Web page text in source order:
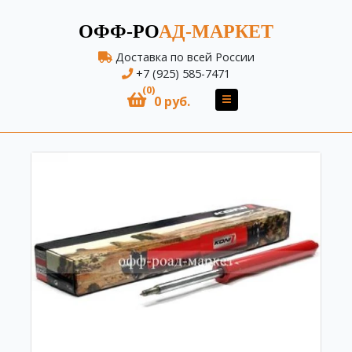
ОФФ-РОАД-МАРКЕТ
Доставка по всей России
+7 (925) 585-7471
(0)
0 руб.